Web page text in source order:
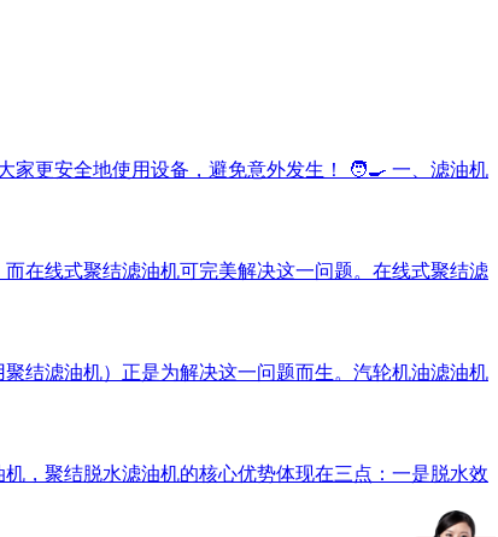
家更安全地使用设备，避免意外发生！ 🧑‍🍳 一、滤油机
在线式聚结滤油机可完美解决这一问题。在线式聚结滤
结滤油机）正是为解决这一问题而生。汽轮机油滤油机
，聚结脱水滤油机的核心优势体现在三点：一是脱水效